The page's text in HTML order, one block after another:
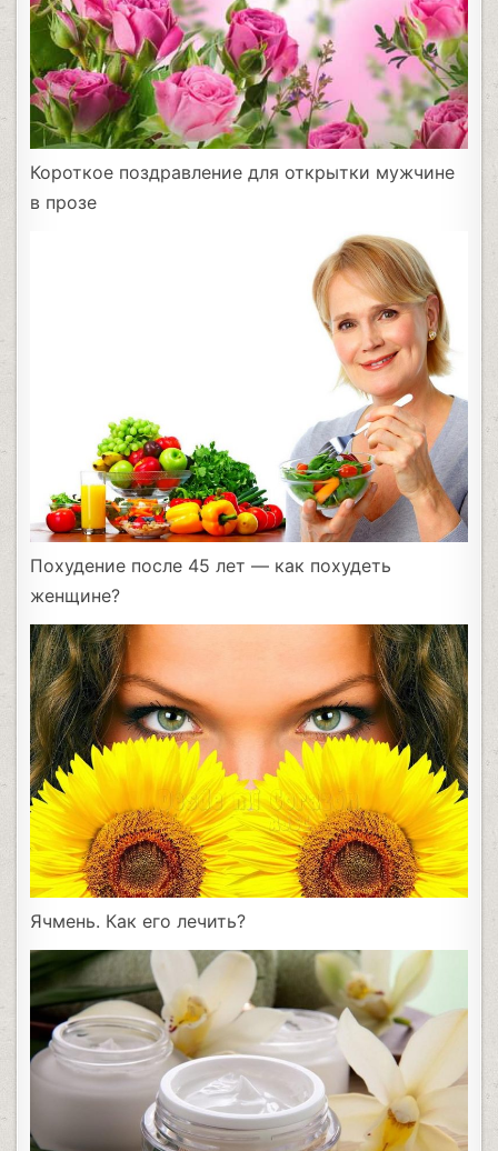
Короткое поздравление для открытки мужчине
в прозе
Похудение после 45 лет — как похудеть
женщине?
Ячмень. Как его лечить?